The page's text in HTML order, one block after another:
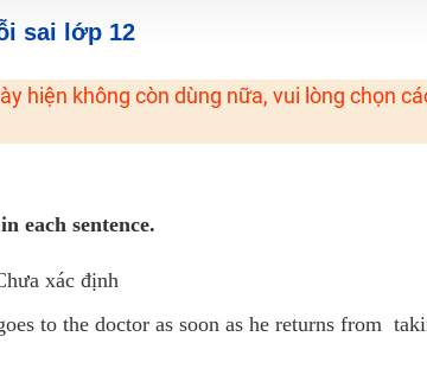
thầy cô giáo giỏi, nổi tiếng
449K - 499K toàn bộ khoá học tại Tuyensinh247 (Từ 16-18/07/
1K Chỉ Từ 11-13/09/2024
Toán, Văn, Hóa, Anh, Lý với giáo viên giỏi và nổi tiếng
sai lớp 12
hiện không còn dùng nữa, vui lòng chọn
each sentence.
xác định
to the doctor as soon as he returns from